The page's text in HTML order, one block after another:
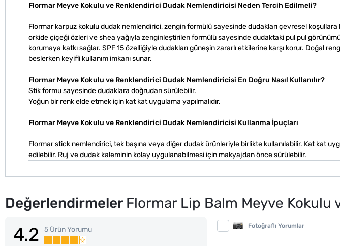
Flormar Meyve Kokulu ve Renklendirici Dudak Nemlendiricisi Neden Tercih Edilmeli?
Flormar karpuz kokulu dudak nemlendirici, zengin formülü sayesinde dudakları çevresel koşullara
orkide çiçeği özleri ve shea yağıyla zenginleştirilen formülü sayesinde dudaktaki pul pul
korumaya katkı sağlar. SPF 15 özelliğiyle dudakları güneşin zararlı etkilerine karşı korur. Doğal
beslerken keyifli kullanım imkanı sunar.
Flormar Meyve Kokulu ve Renklendirici Dudak Nemlendiricisi En Doğru Nasıl Kullanılır?
Stik formu sayesinde dudaklara doğrudan sürülebilir.
Yoğun bir renk elde etmek için kat kat uygulama yapılmalıdır.
Flormar Meyve Kokulu ve Renklendirici Dudak Nemlendiricisi Kullanma İpuçları
Flormar stick nemlendirici, tek başına veya diğer dudak ürünleriyle birlikte kullanılabilir. Kat kat
edilebilir. Ruj ve dudak kaleminin kolay uygulanabilmesi için makyajdan önce sürülebilir.
Değerlendirmeler Flormar Lip Balm Meyve
4.2 5 Ürün Yorumu Fotoğraflı Yorumlar